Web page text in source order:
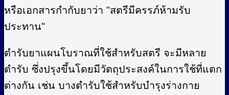
หรือเอกสารกำกับยาว่า "สตรีมีครรภ์ห้ามรับ
ประทาน"
ตำรับยาแผนโบราณที่ใช้สำหรับสตรี จะมีหลาย
ตำรับ ซึ่งปรุงขึ้นโดยมีวัตถุประสงค์ในการใช้ที่แตก
ต่างกัน เช่น บางตำรับใช้สำหรับบำรุงร่างกาย